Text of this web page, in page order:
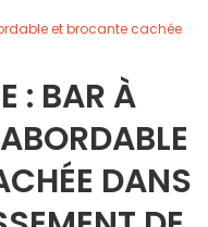
et brocante cachée
: BAR À
DANS